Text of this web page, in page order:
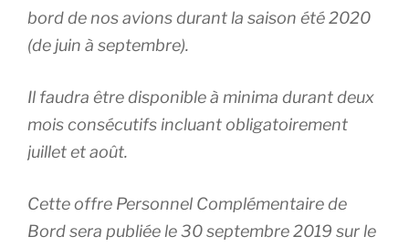
bord de nos avions durant la saison été 2020
(de juin à septembre).
Il faudra être disponible à minima durant deux
mois consécutifs incluant obligatoirement
juillet et août.
Cette offre Personnel Complémentaire de
Bord sera publiée le 30 septembre 2019 sur le